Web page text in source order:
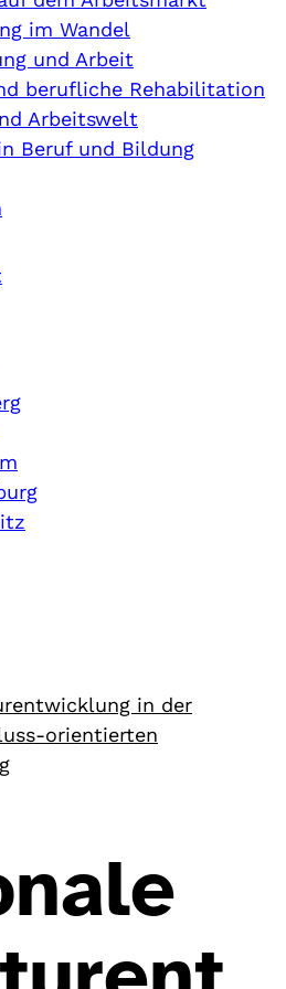
im Wandel
und Arbeit
berufliche Rehabilitation
Arbeitswelt
Beruf und Bildung
in der
orientierten